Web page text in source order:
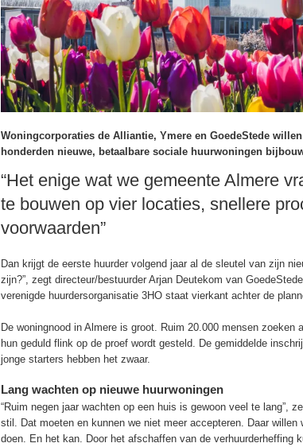
Woningcorporaties de Alliantie, Ymere en GoedeStede
honderden nieuwe, betaalbare sociale huurwoningen
“Het enige wat we gemeente Almere
te bouwen op vier locaties, snellere
voorwaarden”
Dan krijgt de eerste huurder volgend jaar al de sleutel van zijn
zijn?”, zegt directeur/bestuurder Arjan Deutekom van
verenigde huurdersorganisatie 3HO staat vierkant achter de
De woningnood in Almere is groot. Ruim 20.000 mensen zoeken
hun geduld flink op de proef wordt gesteld. De gemiddelde
jonge starters hebben het zwaar.
Lang wachten op nieuwe huurwoningen
“Ruim negen jaar wachten op een huis is gewoon veel te lang”,
stil. Dat moeten en kunnen we niet meer accepteren. Daar willen
doen. En het kan. Door het afschaffen van de verhuurderheffing